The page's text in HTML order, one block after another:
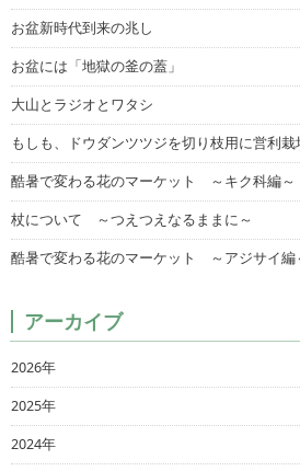
お盆新時代到来の兆し
お盆には「地獄の釜の蓋」
大山とラジオとワタシ
もしも、ドウダンツツジを切り枝用に営利栽
酷暑で変わる花のマーケット ～キク科編～
杖について ～つえつえなるままに～
酷暑で変わる花のマーケット ～アジサイ編
アーカイブ
2026年
2025年
2024年